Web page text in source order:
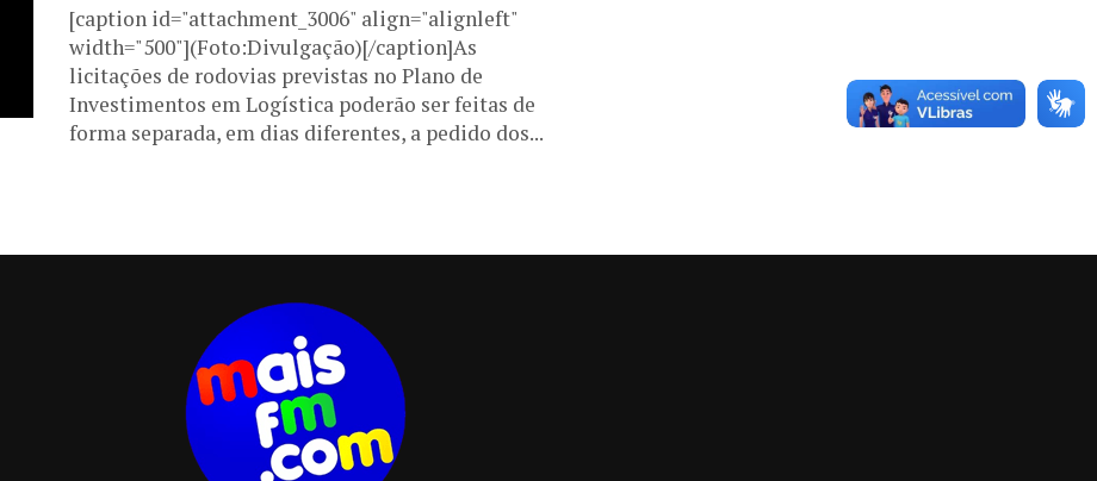
[caption id="attachment_3006" align="alignleft"
width="500"](Foto:Divulgação)[/caption]As
licitações de rodovias previstas no Plano de
Investimentos em Logística poderão ser feitas de
forma separada, em dias diferentes, a pedido dos...